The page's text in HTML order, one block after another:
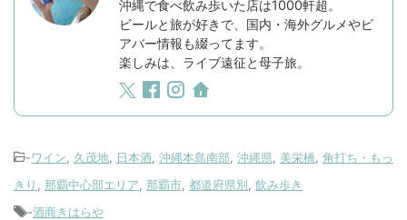
沖縄で食べ飲み歩いた店は1000軒超。
ビールと旅が好きで、国内・海外グルメやビ
アバー情報も綴ってます。
楽しみは、ライブ遠征と母子旅。
-ワイン, 久茂地, 日本酒, 沖縄本島南部, 沖縄県, 美栄橋, 角打ち・もっ
きり , 那覇中心部エリア, 那覇市, 都道府県別, 飲み歩き
-酒商きはらや